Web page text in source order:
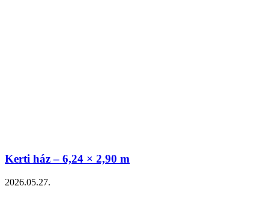
Kerti ház – 6,24 × 2,90 m
2026.05.27.